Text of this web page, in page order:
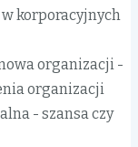
korporacyjnych
organizacji -
organizacji
- szansa czy